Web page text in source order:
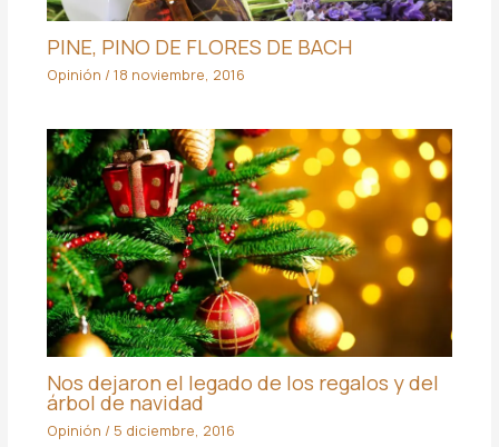
PINE, PINO DE FLORES DE BACH
Opinión / 18 noviembre, 2016
Nos dejaron el legado de los regalos y del
árbol de navidad
Opinión / 5 diciembre, 2016